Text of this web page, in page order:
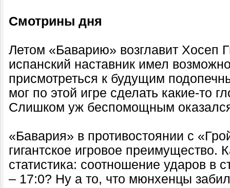
Смотрины дня
Летом «Баварию» возглавит Хосеп
испанский наставник имел
присмотреться к будущим
мог по этой игре сделать какие-то
Слишком уж беспомощным
«Бавария» в противостоянии с
гигантское игровое преимущество.
статистика: соотношение ударов в
– 17:0? Ну а то, что мюнхенцы